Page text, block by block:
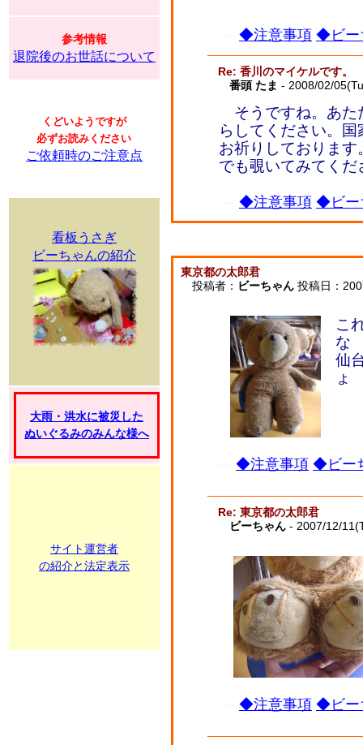
参考情報
退院後のお世話について
くどいようですが
必ずお読みください
ご依頼時のご注意点
看板うさぎ
ビーちゃんの紹介
大雨・洪水に被災した
ぬいぐるみのみんな様へ
サイト運営者
の紹介と法定表示
◆注意事項 ◆ビー
Re: 香川のマイケルです。
番頭 たま - 2008/02/
そうですね。あた
らしてください。
お祈りしておりま
でも覗いてみてくだ
◆注意事項 ◆ビー
東京都の太郎君
投稿者： ビーちゃん 投稿日：
こ
な
仙
◆注意事項 ◆ビー
Re: 東京都の太郎君
ビーちゃん - 2007/12/
◆注意事項 ◆ビー